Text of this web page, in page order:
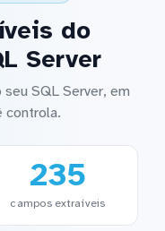
do
Server
SQL Server, em
controla.
235
campos extraíveis